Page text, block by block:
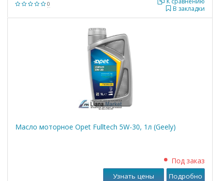
0
В закладки
Масло моторное Opet Fulltech 5W-30, 1л (Geely)
Под заказ
Узнать цены Подробно